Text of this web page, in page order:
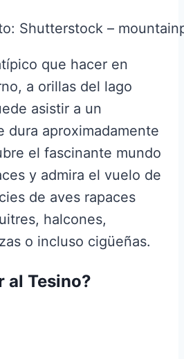
Shutterstock –
que hacer en
a orillas del lago
asistir a un
dura aproximadamente
el fascinante mundo
y admira el vuelo de
de aves rapaces
halcones,
o incluso cigüeñas.
al Tesino?